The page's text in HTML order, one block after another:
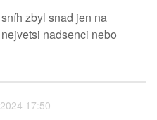
zbyl snad jen na
nadsenci nebo
17:50